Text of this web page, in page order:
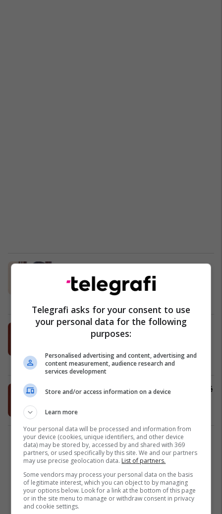
Tatjana Dimitrovska jep dorëheqje
nga posti i kryetares së Komisionit
për Antikorrupsion
"E Majta" ka paraqitur nismë për
shkarkimin e kryetares së KSHPK-
Komisionin për Zgjedhje dhe
Emërime
Maqedonia e Veriut 23/07/2025
Nismë për shkarkimin e kryetares së
Maqedonia e Veriut
2
Telegrafi asks for your consent to use
your personal data for the following
purposes:
Personalised advertising and content, advertising and
content measurement, audience research and
services development
Store and/or access information on a device
Learn more
Your personal data will be processed and information from
your device (cookies, unique identifiers, and other device
data) may be stored by, accessed by and shared with 369
partners, or used specifically by this site. We and our partners
may use precise geolocation data. List of partners.
Some vendors may process your personal data on the basis
of legitimate interest, which you can object to by managing
your options below. Look for a link at the bottom of this page
or in the site menu to manage or withdraw consent in privacy
and cookie settings.